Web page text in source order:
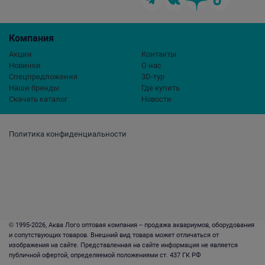
Политика конфиденциальности
Компания
Акции
Новинки
Спецпредложения
Наши бренды
Скачать каталог
Контакты
О нас
3D-тур
Где купить
Новости
© 1995-2026, Аква Лого оптовая компания – продажа аквариумов, оборудования
и сопутствующих товаров. Внешний вид товара может отличаться от
изображения на сайте. Представленная на сайте информация не является
публичной офертой, определяемой положениями ст. 437 ГК РФ